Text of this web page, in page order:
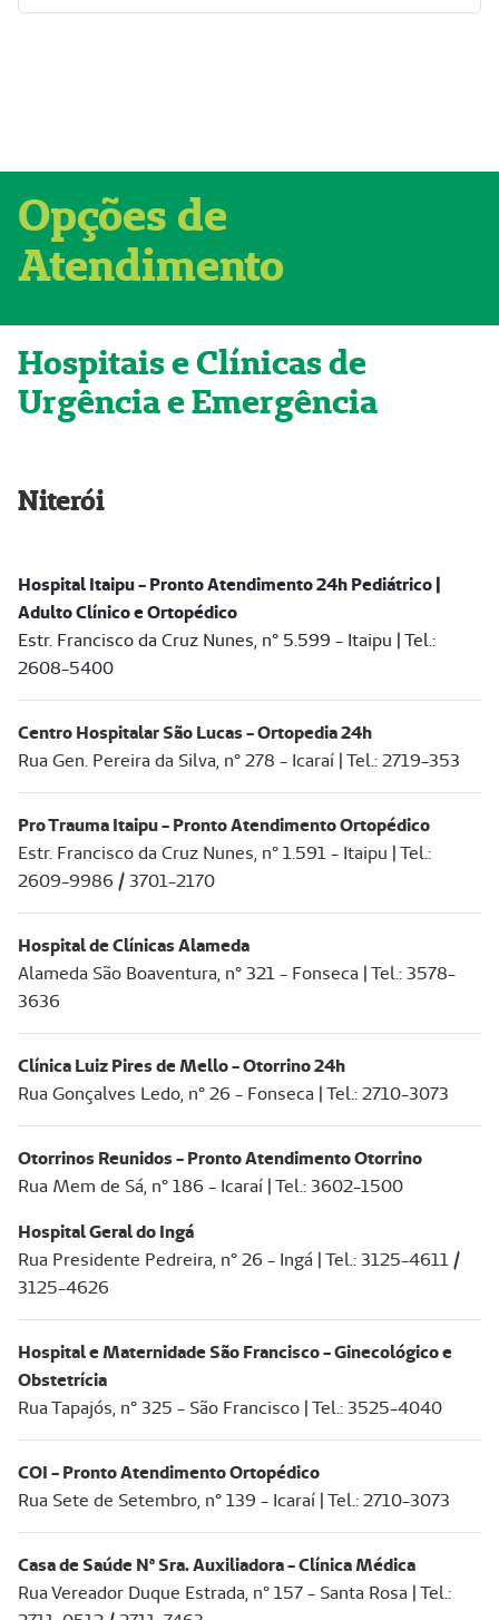
Opções de
Atendimento
Hospitais e Clínicas de
Urgência e Emergência
Niterói
Hospital Itaipu - Pronto Atendimento 24h Pediátrico |
Adulto Clínico e Ortopédico
Estr. Francisco da Cruz Nunes, n° 5.599 - Itaipu | Tel.:
2608-5400
Centro Hospitalar São Lucas - Ortopedia 24h
Rua Gen. Pereira da Silva, n° 278 - Icaraí | Tel.: 2719-353
Pro Trauma Itaipu - Pronto Atendimento Ortopédico
Estr. Francisco da Cruz Nunes, n° 1.591 - Itaipu | Tel.:
2609-9986 / 3701-2170
Hospital de Clínicas Alameda
Alameda São Boaventura, n° 321 - Fonseca | Tel.: 3578-
3636
Clínica Luiz Pires de Mello - Otorrino 24h
Rua Gonçalves Ledo, n° 26 - Fonseca | Tel.: 2710-3073
Otorrinos Reunidos - Pronto Atendimento Otorrino
Rua Mem de Sá, n° 186 - Icaraí | Tel.: 3602-1500
Hospital Geral do Ingá
Rua Presidente Pedreira, n° 26 - Ingá | Tel.: 3125-4611 /
3125-4626
Hospital e Maternidade São Francisco - Ginecológico e
Obstetrícia
Rua Tapajós, n° 325 - São Francisco | Tel.: 3525-4040
COI - Pronto Atendimento Ortopédico
Rua Sete de Setembro, n° 139 - Icaraí | Tel.: 2710-3073
Casa de Saúde Nª Sra. Auxiliadora - Clínica Médica
Rua Vereador Duque Estrada, n° 157 - Santa Rosa | Tel.: